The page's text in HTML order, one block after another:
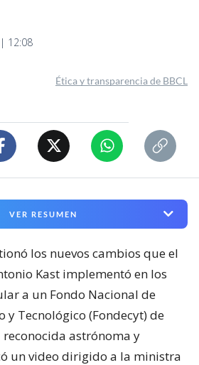
12:08
Ética y transparencia de BBCL
VER RESUMEN
los nuevos cambios que el
Kast implementó en los
a un Fondo Nacional de
y Tecnológico (Fondecyt) de
astrónoma y
un video dirigido a la ministra